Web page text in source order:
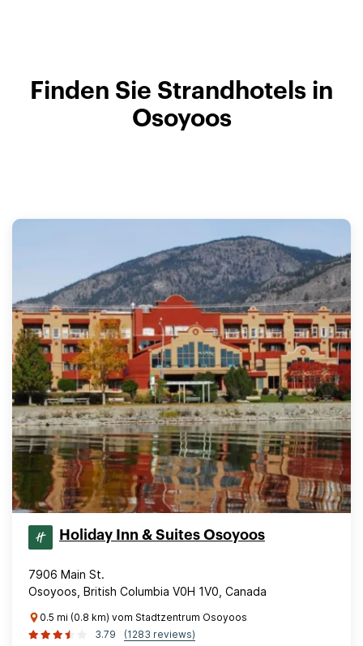
Finden Sie Strandhotels in
Osoyoos
Holiday Inn & Suites Osoyoos
7906 Main St.
Osoyoos, British Columbia V0H 1V0, Canada
0.5 mi (0.8 km) vom Stadtzentrum Osoyoos
3.79
(1283 reviews)